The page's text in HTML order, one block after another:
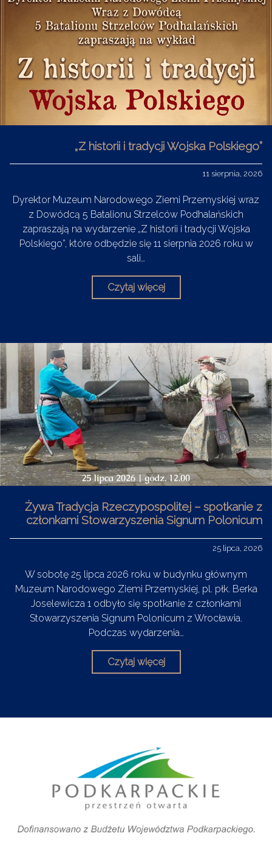
„Z historii i tradycji Wojska Polskiego”
11 sierpnia, 2026
Dyrektor Muzeum Narodowego Ziemi Przemyskiej wraz
z Dowódcą 5 Batalionu Strzelców Podhalańskich
zapraszają na wydarzenie „Z historii i tradycji Wojska
Polskiego”, które odbędzie się 11 sierpnia 2026 roku w
sali…
Czytaj więcej
Żywa Tradycja Rzeczypospolitej – spotkanie z
członkami Stowarzyszenia Signum Polonicum
25 lipca, 2026
W sobotę 25 lipca 2026 roku w budynku głównym
Muzeum Narodowego Ziemi Przemyskiej, pl. płk. Berka
Joselewicza 1 odbyło się spotkanie z członkami
Stowarzyszenia Signum Polonicum z Wrocławia.
Podczas wydarzenia…
Czytaj więcej